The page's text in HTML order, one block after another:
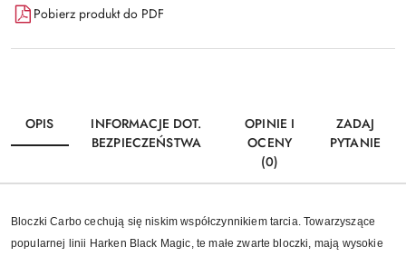
Pobierz produkt do PDF
OPIS
INFORMACJE DOT.
BEZPIECZEŃSTWA
OPINIE I
OCENY
(0)
ZADAJ
PYTANIE
Bloczki Carbo cechują się niskim współczynnikiem tarcia. Towarzyszące
popularnej linii Harken Black Magic, te małe zwarte bloczki, mają wysokie